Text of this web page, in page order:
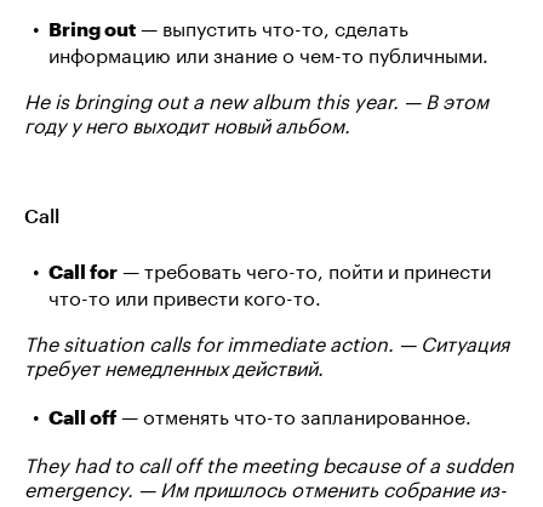
Bring out — выпустить что-то, сделать
информацию или знание о чем-то публичными.
He is bringing out a new album this year. — В этом
году у него выходит новый альбом.
Call
Call for — требовать чего-то, пойти и принести
что-то или привести кого-то.
The situation calls for immediate action. — Ситуация
требует немедленных действий.
Call off — отменять что-то запланированное.
They had to call off the meeting because of a sudden
emergency. — Им пришлось отменить собрание из-